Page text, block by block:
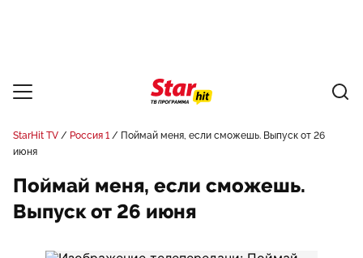
StarHit TV Россия 1
Поймай меня, если сможешь. Выпуск от 26
июня
Поймай меня, если сможешь.
Выпуск от 26 июня